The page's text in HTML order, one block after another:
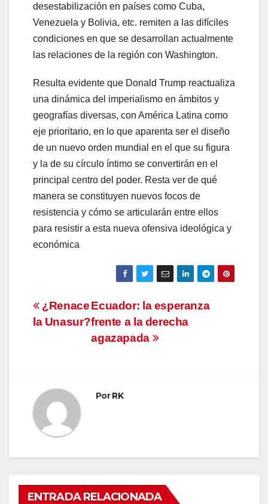
desestabilización en países como Cuba,
Venezuela y Bolivia, etc. remiten a las difíciles
condiciones en que se desarrollan actualmente
las relaciones de la región con Washington.
Resulta evidente que Donald Trump reactualiza
una dinámica del imperialismo en ámbitos y
geografías diversas, con América Latina como
eje prioritario, en lo que aparenta ser el diseño
de un nuevo orden mundial en el que su figura
y la de su círculo íntimo se convertirán en el
principal centro del poder. Resta ver de qué
manera se constituyen nuevos focos de
resistencia y cómo se articularán entre ellos
para resistir a esta nueva ofensiva ideológica y
económica
Navegación
de
entradas
Ecuador: la esperanza
frente a la derecha
agazapada
¿Renace
la Unasur?
PorRK
ENTRADA RELACIONADA